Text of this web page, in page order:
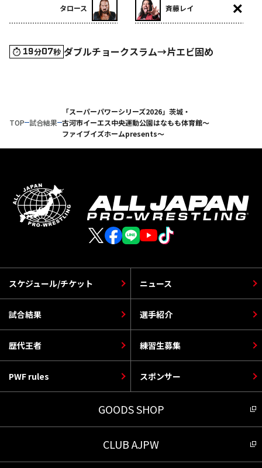
タロース 斉藤レイ
19分07秒 ダブルチョークスラム→片エビ固め
TOP 試合結果
「スーパーパワーシリーズ2026」茨城・
古河市イーエス中央運動公園はなもも体育館～
ファイブイズホームpresents～
スケジュール/チケット
選手紹介
PWF rules
ニュース
歴代王者
スポンサー
試合結果
練習生募集
GOODS SHOP
CLUB AJPW